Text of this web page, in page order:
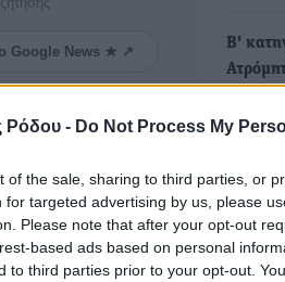
Ρόδου - Do Not Process My
of the sale, sharing to third parties, or
for targeted advertising by us, please
Please note that after your opt-out
based ads based on personal
to third parties prior to your opt-out.
Google News ★ ↗
Β'
ΕΠΙΣΗΣ